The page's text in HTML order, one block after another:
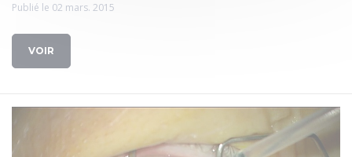
Publié le 02 mars. 2015
VOIR